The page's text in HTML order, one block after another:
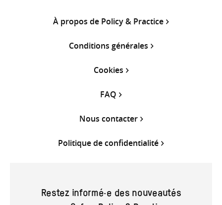
À propos de Policy & Practice
Conditions générales
Cookies
FAQ
Nous contacter
Politique de confidentialité
Restez informé·e des nouveautés